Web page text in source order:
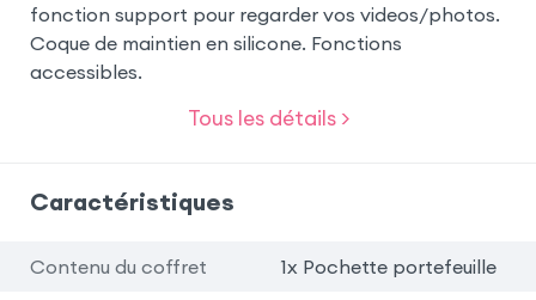
fonction support pour regarder vos videos/photos.
Coque de maintien en silicone. Fonctions
accessibles.
Tous les détails >
Caractéristiques
Contenu du coffret 1x Pochette portefeuille